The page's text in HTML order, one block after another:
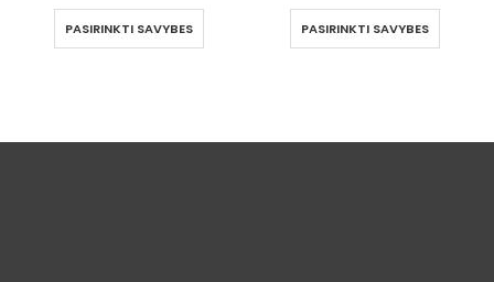
PASIRINKTI SAVYBES PASIRINKTI SAVYBES